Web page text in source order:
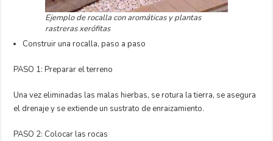
Ejemplo de rocalla con aromáticas y plantas
rastreras xerófitas
Construir una rocalla, paso a paso
PASO 1: Preparar el terreno
Una vez eliminadas las malas hierbas, se rotura la tierra, se asegura
el drenaje y se extiende un sustrato de enraizamiento.
PASO 2: Colocar las rocas